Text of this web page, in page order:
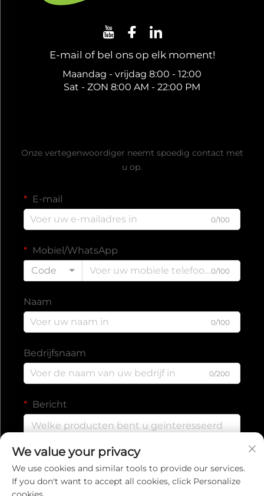
E-mail of bel ons op elk moment!
Maandag - vrijdag 8:00 - 12:00
Sat - ZON 8:00 AM - 22:00 PM
Onze vertegenwoordiger neemt spoedig contact met
u op.
E-mail
0/100
Mobiel/WhatsApp
Code
0/100
Naam
0/100
Bedrijfsnaam
0/200
Bericht
We value your privacy
We use cookies and similar tools to provide our services.
If you don't want to accept all cookies, click Personalize